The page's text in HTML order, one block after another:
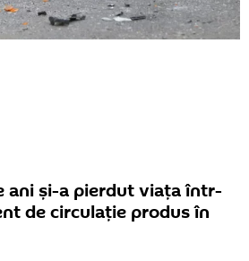
ani și-a pierdut viața într-
de circulație produs în